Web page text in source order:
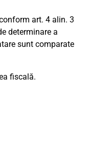
art. 4 alin. 3
determinare a
sunt comparate
fiscală.